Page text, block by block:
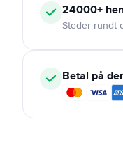
24000+
Steder rundt
Betal på